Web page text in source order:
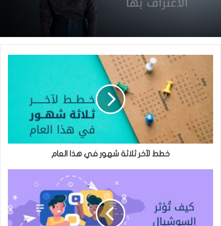
خطط لآخر ثلاثة شهور في هذا العام